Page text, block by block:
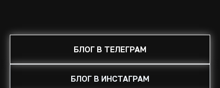
БЛОГ В ТЕЛЕГРАМ
БЛОГ В ИНСТАГРАМ